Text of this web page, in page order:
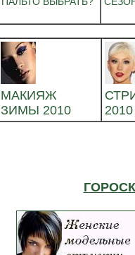
МАКИЯЖ
ЗИМЫ 2010
2010